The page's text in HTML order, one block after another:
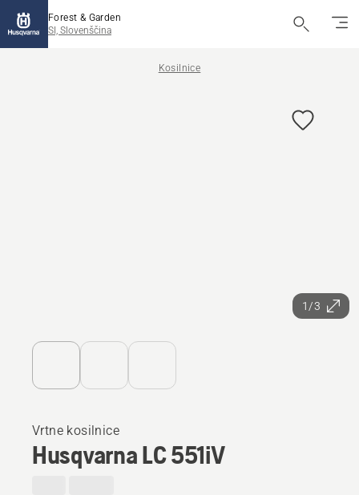
Forest & Garden
SI, Slovenščina
Kosilnice
1/3
Vrtne kosilnice
Husqvarna LC 551iV